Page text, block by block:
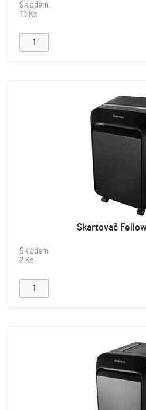
Skladem
10 Ks
Skartovač
Skladem
2 Ks